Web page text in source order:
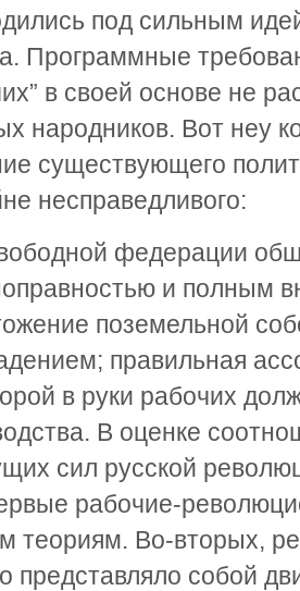
под сильным
Программные
в своей основе не
народников. Вот неу
существующего
несправедливого:
федерации
и полным
поземельной
правильная
в руки рабочих
В оценке
сил русской
рабочие-
теориям. Во-вторых,
представляло собой